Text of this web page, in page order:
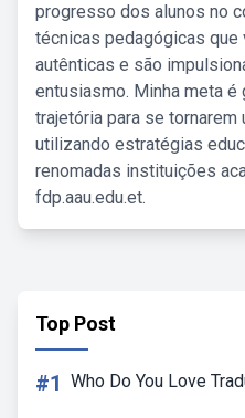
progresso dos alunos no
técnicas pedagógicas que
autênticas e são
entusiasmo. Minha meta
trajetória para se tornarem
utilizando estratégias
renomadas instituições
fdp.aau.edu.et.
Top Post
#1 Who Do You Love